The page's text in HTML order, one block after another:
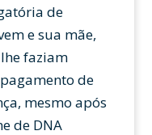
de
e sua mãe,
faziam
de
mesmo após
de DNA